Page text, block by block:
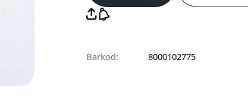
Barkod: 8000102775